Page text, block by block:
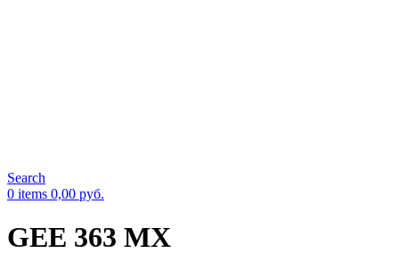
Search
0 items 0,00 руб.
GEE 363 MX